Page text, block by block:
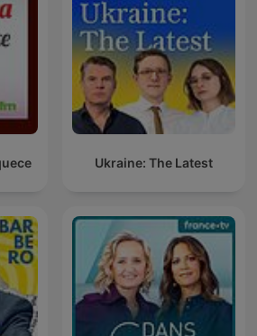
Ukraine: The Latest